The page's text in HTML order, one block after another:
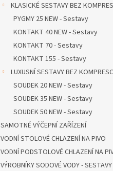
KLASICKÉ SESTAVY BEZ
PYGMY 25 NEW - Sestavy
KONTAKT 40 NEW - Sestavy
KONTAKT 70 - Sestavy
KONTAKT 155 - Sestavy
LUXUSNÍ SESTAVY BEZ
SOUDEK 20 NEW - Sestavy
SOUDEK 35 NEW - Sestavy
SOUDEK 50 NEW - Sestavy
SAMOTNÉ VÝČEPNÍ ZAŘÍZENÍ
VODNÍ STOLOVÉ CHLAZENÍ NA PIVO
VODNÍ PODSTOLOVÉ CHLAZENÍ NA
VÝROBNÍKY SODOVÉ VODY - SESTAVY